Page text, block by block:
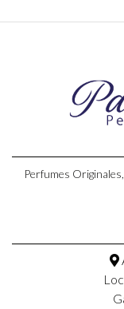
Perfumes